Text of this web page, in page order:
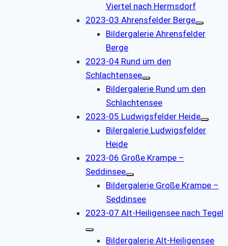
Viertel nach Hermsdorf
2023-03 Ahrensfelder Berge
Bildergalerie Ahrensfelder
Berge
2023-04 Rund um den
Schlachtensee
Bildergalerie Rund um den
Schlachtensee
2023-05 Ludwigsfelder Heide
Bilergalerie Ludwigsfelder
Heide
2023-06 Große Krampe –
Seddinsee
Bildergalerie Große Krampe –
Seddinsee
2023-07 Alt-Heiligensee nach Tegel
Bildergalerie Alt-Heiligensee